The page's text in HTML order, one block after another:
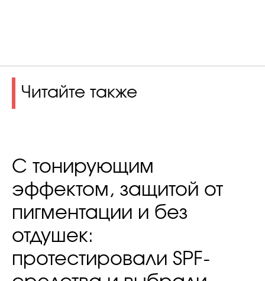
Читайте также
С тонирующим
эффектом, защитой от
пигментации и без
отдушек:
протестировали SPF-